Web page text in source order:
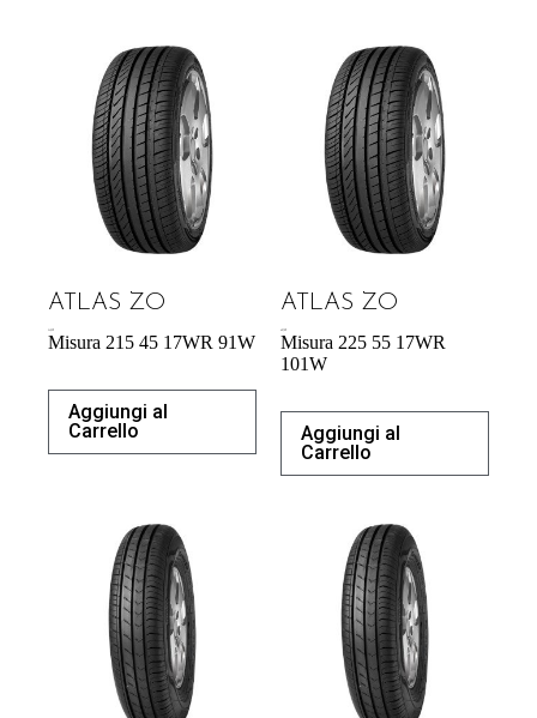
ATLAS ZO
Misura 215 45 17WR 91W
Aggiungi al
Carrello
ATLAS ZO
Misura 225 55 17WR
101W
Aggiungi al
Carrello